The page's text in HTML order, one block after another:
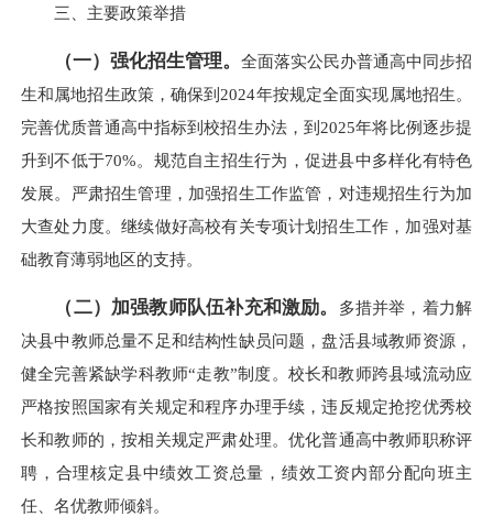
三、主要政策举措
（一）强化招生管理。 全面落实公民办普通高中同步招
生和属地招生政策，确保到2024年按规定全面实现属地招生。
完善优质普通高中指标到校招生办法，到2025年将比例逐步提
升到不低于70%。规范自主招生行为，促进县中多样化有特色
发展。严肃招生管理，加强招生工作监管，对违规招生行为加
大查处力度。继续做好高校有关专项计划招生工作，加强对基
础教育薄弱地区的支持。
（二）加强教师队伍补充和激励。
多措并举，着力解
决县中教师总量不足和结构性缺员问题，盘活县域教师资源，
健全完善紧缺学科教师“走教”制度。校长和教师跨县域流动应
严格按照国家有关规定和程序办理手续，违反规定抢挖优秀校
长和教师的，按相关规定严肃处理。优化普通高中教师职称评
聘，合理核定县中绩效工资总量，绩效工资内部分配向班主
任、名优教师倾斜。